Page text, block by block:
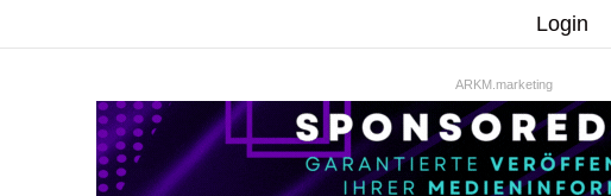
Login
ARKM.marketing